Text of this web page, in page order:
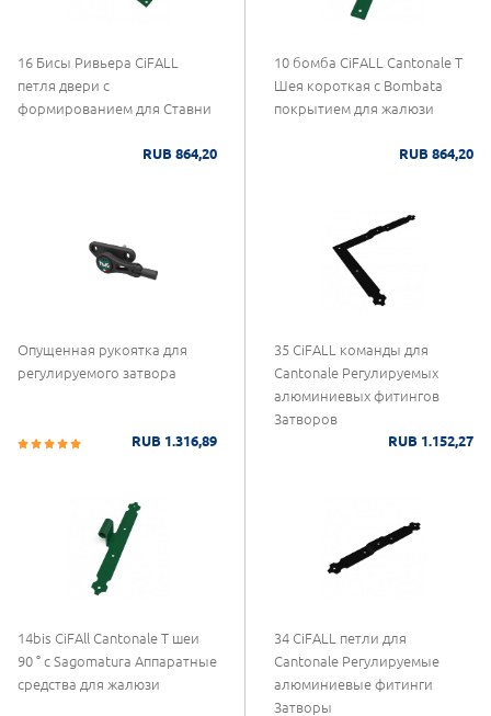
16 Бисы Ривьера CiFALL
петля двери с
формированием для Ставни
RUB 864,20
10 бомба CiFALL Cantonale T
Шея короткая с Bombata
покрытием для жалюзи
RUB 864,20
Опущенная рукоятка для
регулируемого затвора
RUB 1.316,89
35 CiFALL команды для
Cantonale Регулируемых
алюминиевых фитингов
Затворов
RUB 1.152,27
14bis CiFAll Cantonale Т шеи
90 ° с Sagomatura Аппаратные
средства для жалюзи
34 CiFALL петли для
Cantonale Регулируемые
алюминиевые фитинги
Затворы